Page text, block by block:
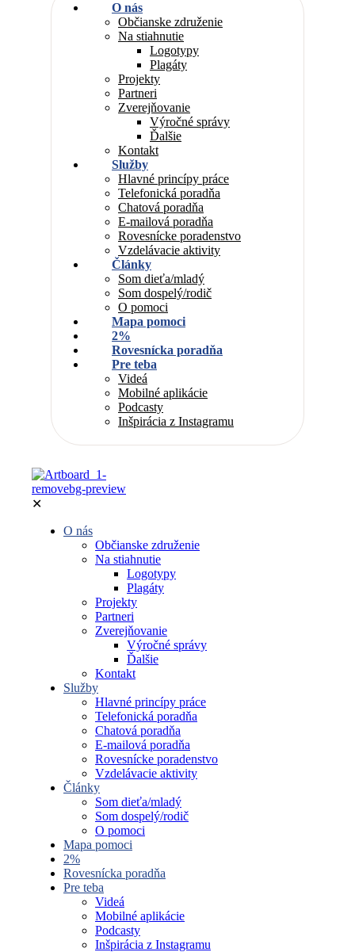
O nás
Občianske združenie
Na stiahnutie
Logotypy
Plagáty
Projekty
Partneri
Zverejňovanie
Výročné správy
Ďalšie
Kontakt
Služby
Hlavné princípy práce
Telefonická poradňa
Chatová poradňa
E-mailová poradňa
Rovesnícke poradenstvo
Vzdelávacie aktivity
Články
Som dieťa/mladý
Som dospelý/rodič
O pomoci
Mapa pomoci
2%
Rovesnícka poradňa
Pre teba
Videá
Mobilné aplikácie
Podcasty
Inšpirácia z Instagramu
✕
O nás
Občianske združenie
Na stiahnutie
Logotypy
Plagáty
Projekty
Partneri
Zverejňovanie
Výročné správy
Ďalšie
Kontakt
Služby
Hlavné princípy práce
Telefonická poradňa
Chatová poradňa
E-mailová poradňa
Rovesnícke poradenstvo
Vzdelávacie aktivity
Články
Som dieťa/mladý
Som dospelý/rodič
O pomoci
Mapa pomoci
2%
Rovesnícka poradňa
Pre teba
Videá
Mobilné aplikácie
Podcasty
Inšpirácia z Instagramu